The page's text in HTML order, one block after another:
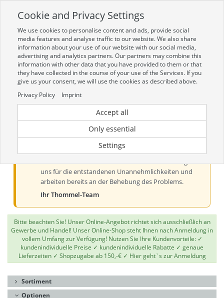
Zur mobilen Kompaktversion (Login erforderlich)
Toggle
navigation
Aktueller Hinweis zur Preis- und
Verfügbarkeitsanzeige
Liebe Kundinnen und Kunden, derzeit kann es bei der
Preis- und Verfügbarkeitsanzeige aus technischen
uns für die entstandenen Unannehmlichkeiten und
arbeiten bereits an der Behebung des Problems.
Ihr Thommel-Team
Bitte beachten Sie! Unser Online-Angebot richtet sich ausschließlich an
Gewerbe und Handel! Unser Online-Shop steht Ihnen nach Anmeldung in
vollem Umfang zur Verfügung! Nutzen Sie Ihre Kundenvorteile: ✓
kundenindividuelle Preise ✓ kundenindividuelle Rabatte ✓ genaue
Lieferzeiten ✓ Shopzugabe ab 150,-€ ✓ Hier geht`s zur Anmeldung
Sortiment
Optionen
Cookie and Privacy Settings
We use cookies to personalise content and ads, provide social
media features and analyse traffic to our website. We also share
information about your use of our website with our social media,
advertising and analytics partners. Our partners may combine this
information with other data that you have provided to them or that
they have collected in the course of your use of the Services. If you
give us your consent, we will use the cookies as described above.
Privacy Policy
Imprint
Accept all
Only essential
Settings